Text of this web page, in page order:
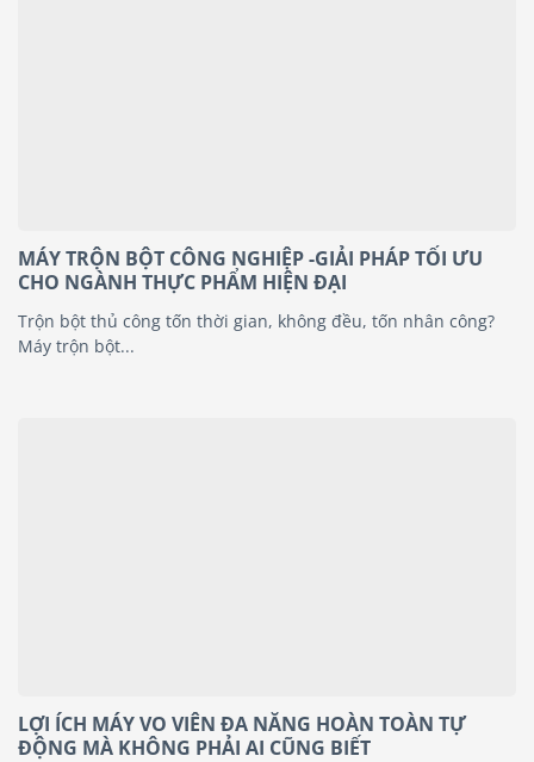
MÁY TRỘN BỘT CÔNG NGHIỆP -GIẢI PHÁP TỐI ƯU
CHO NGÀNH THỰC PHẨM HIỆN ĐẠI
Trộn bột thủ công tốn thời gian, không đều, tốn nhân công?
Máy trộn bột...
LỢI ÍCH MÁY VO VIÊN ĐA NĂNG HOÀN TOÀN TỰ
ĐỘNG MÀ KHÔNG PHẢI AI CŨNG BIẾT